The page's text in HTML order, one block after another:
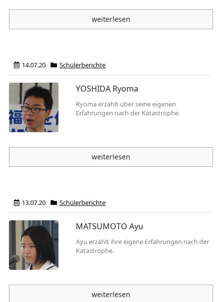
weiterlesen
14.07.20 Schülerberichte
YOSHIDA Ryoma
Ryoma erzählt über seine eigenen
Erfahrungen nach der Katastrophe.
weiterlesen
13.07.20 Schülerberichte
MATSUMOTO Ayu
Ayu erzählt ihre eigene Erfahrungen nach der
Katastrophe.
weiterlesen